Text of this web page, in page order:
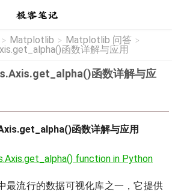
> Matplotlib > Matplotlib 问答 >
函数详解与应用
函数详解与应
函数详解与应用
function in Python
最流行的数据可视化库之一，它提供